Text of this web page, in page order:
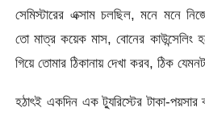
সেমিস্টারের এক্সাম চলছিল, মনে মনে
তো মাত্র কয়েক মাস, বোনের কাউন্সেলিং
গিয়ে তোমার ঠিকানায় দেখা করব, ঠিক
হঠাৎই একদিন এক ট্যুরিস্টের টাকা-পয়সার